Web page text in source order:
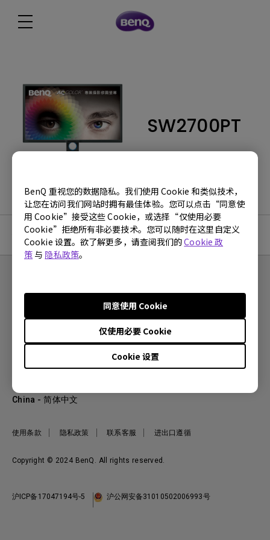
BenQ 重视您的数据隐私。我们使用 Cookie 和类似技术，
让您在访问我们网站时拥有最佳体验。您可以点击“同意使
用 Cookie”接受这些 Cookie，或选择“仅使用必要
Cookie”拒绝所有非必要技术。您可以随时在这里自定义
Cookie 设置。欲了解更多，请查阅我们的Cookie 政
策 与 隐私政策。
Cookie 设置
仅使用必要 Cookie
同意使用 Cookie
SW2700PT
使用手册
产品
WiT智能灯
关于明基
企业社会责任
服务支持
档案下载与常见问题
Copyright © 2024 BenQ. All rights reserved.
使用条款 隐私政策 联系客服 进出口遵循
China - 简体中文
沪ICP备17047194号-5 沪公网安备31010502006993号